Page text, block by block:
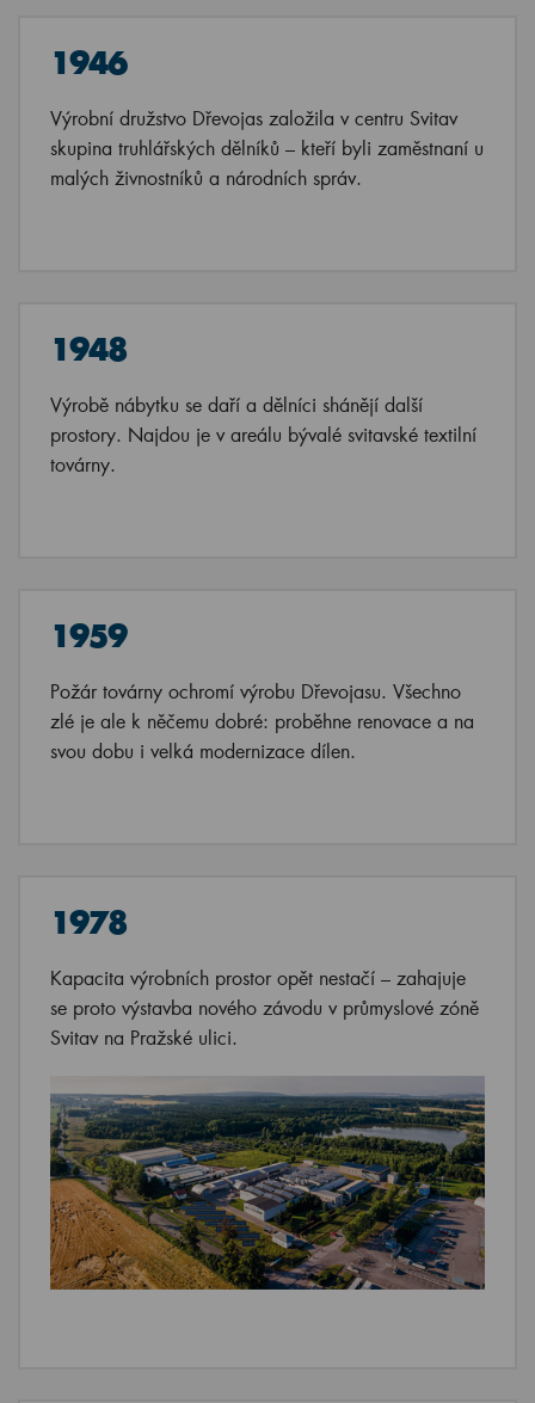
1946
Výrobní družstvo Dřevojas založila v centru Svitav
skupina truhlářských dělníků – kteří byli zaměstnaní u
malých živnostníků a národních správ.
1948
Výrobě nábytku se daří a dělníci shánějí další
prostory. Najdou je v areálu bývalé svitavské textilní
továrny.
1959
Požár továrny ochromí výrobu Dřevojasu. Všechno
zlé je ale k něčemu dobré: proběhne renovace a na
svou dobu i velká modernizace dílen.
1978
Kapacita výrobních prostor opět nestačí – zahajuje
se proto výstavba nového závodu v průmyslové zóně
Svitav na Pražské ulici.